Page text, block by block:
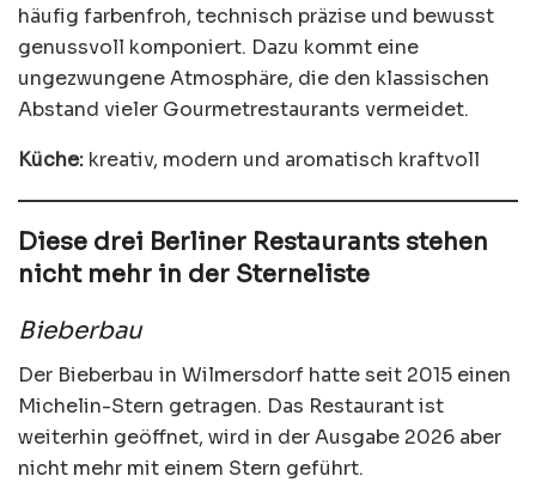
häufig farbenfroh, technisch präzise und bewusst
genussvoll komponiert. Dazu kommt eine
ungezwungene Atmosphäre, die den klassischen
Abstand vieler Gourmetrestaurants vermeidet.
Küche: kreativ, modern und aromatisch kraftvoll
Diese drei Berliner Restaurants stehen
nicht mehr in der Sterneliste
Bieberbau
Der Bieberbau in Wilmersdorf hatte seit 2015 einen
Michelin-Stern getragen. Das Restaurant ist
weiterhin geöffnet, wird in der Ausgabe 2026 aber
nicht mehr mit einem Stern geführt.